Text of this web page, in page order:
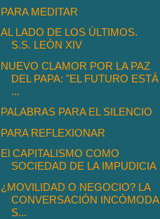
PARA MEDITAR
AL LADO DE LOS ÚLTIMOS.
S.S. LEÓN XIV
NUEVO CLAMOR POR LA PAZ
DEL PAPA: "EL FUTURO ESTÁ
...
PALABRAS PARA EL SILENCIO
PARA REFLEXIONAR
El CAPITALISMO COMO
SOCIEDAD DE LA IMPUDICIA
¿MOVILIDAD O NEGOCIO? LA
CONVERSACIÓN INCÓMODA
S...